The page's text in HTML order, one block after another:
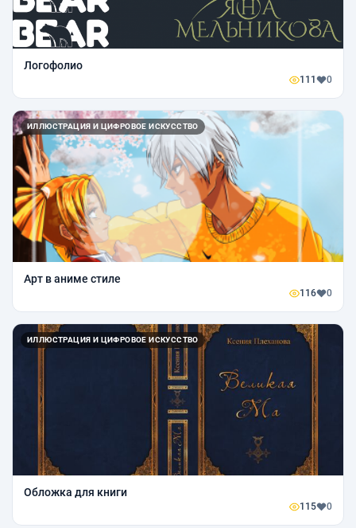
Логофолио
111 0
ИЛЛЮСТРАЦИЯ И ЦИФРОВОЕ ИСКУССТВО
Арт в аниме стиле
116 0
ИЛЛЮСТРАЦИЯ И ЦИФРОВОЕ ИСКУССТВО
Обложка для книги
115 0